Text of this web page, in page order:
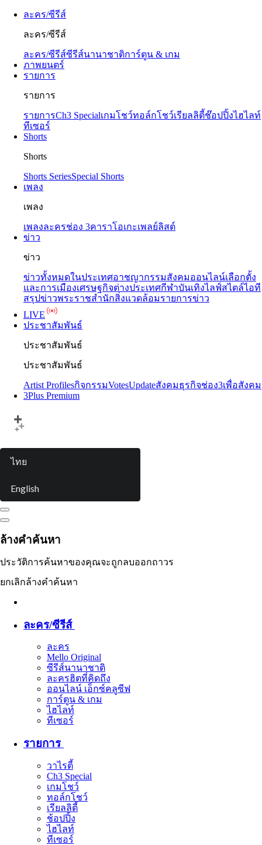
ละคร/ซีรีส์
ละคร/ซีรีส์
ละคร/ซีรีส์ซีรีส์นานาชาติการ์ตูน & เกม
ภาพยนตร์
รายการ
รายการ
รายการCh3 Specialเกมโชว์ทอล์กโชว์เรียลลิตี้ช๊อปปิ้งไฮไลท์
ทีเซอร์
Shorts
Shorts
Shorts SeriesSpecial Shorts
เพลง
เพลง
เพลงละครช่อง 3คาราโอเกะเพลย์ลิสต์
ข่าว
ข่าว
ข่าวทั้งหมดในประเทศอาชญากรรมสังคมออนไลน์เลือกตั้ง
และการเมืองเศรษฐกิจต่างประเทศกีฬาบันเทิงไลฟ์สไตล์ไอที
สรุปข่าวพระราชสำนักสิ่งแวดล้อมรายการข่าว
LIVE
ประชาสัมพันธ์
ประชาสัมพันธ์
ประชาสัมพันธ์
Artist ProfilesกิจกรรมVotesUpdateสังคมธุรกิจช่อง3เพื่อสังคม
3Plus Premium
ไทย
English
ล้างคำค้นหา
ประวัติการค้นหาของคุณจะถูกลบออกถาวร
ยกเลิกล้างคำค้นหา
ละคร/ซีรีส์
ละคร
Mello Original
ซีรีส์นานาชาติ
ละครฮิตที่คิดถึง
ออนไลน์ เอ็กซ์คลูซีฟ
การ์ตูน & เกม
ไฮไลท์
ทีเซอร์
รายการ
วาไรตี้
Ch3 Special
เกมโชว์
ทอล์กโชว์
เรียลลิตี้
ช้อปปิ้ง
ไฮไลท์
ทีเซอร์